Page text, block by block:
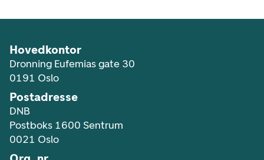
Hovedkontor
Dronning Eufemias gate 30
0191 Oslo
Postadresse
DNB
Postboks 1600 Sentrum
0021 Oslo